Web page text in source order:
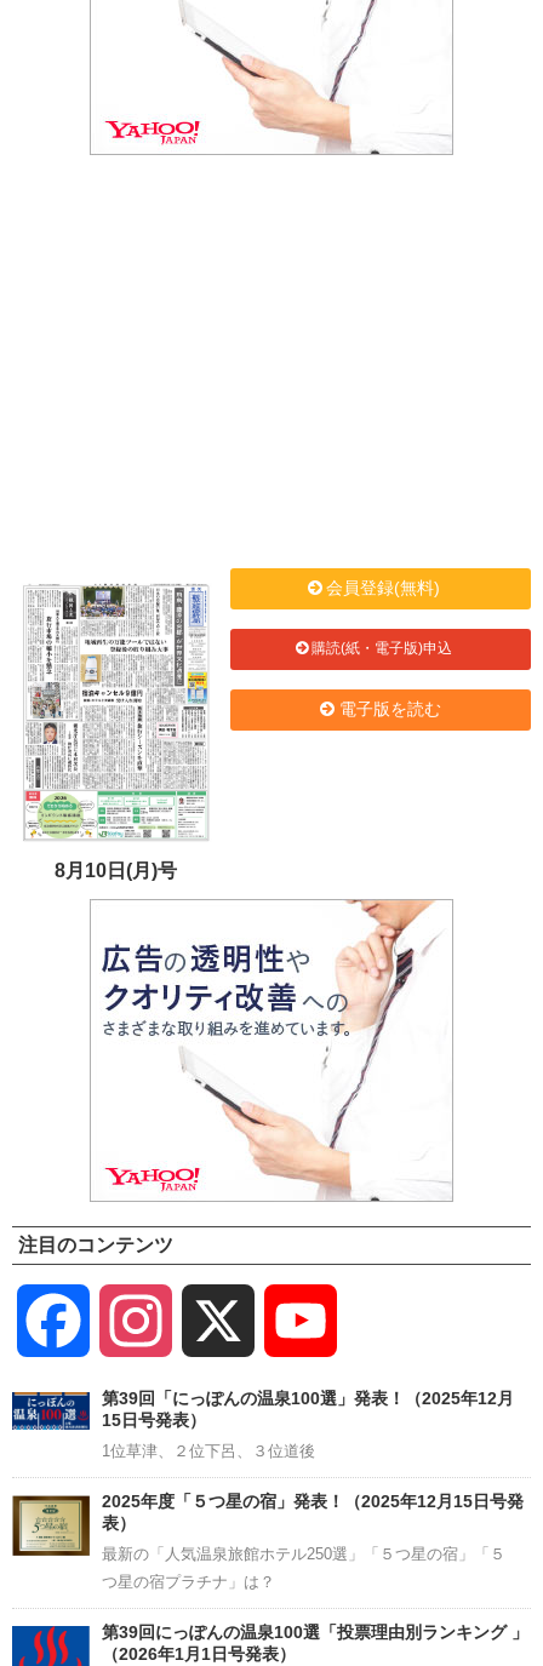
8月10日(月)号
会員登録(無料)
購読(紙・電子版)申込
電子版を読む
注目のコンテンツ
Facebook Instagram
Channel
第39回「にっぽんの温泉100選」発表！（2025年12月
15日号発表）
1位草津、２位下呂、３位道後
2025年度「５つ星の宿」発表！（2025年12月15日号発
表）
最新の「人気温泉旅館ホテル250選」「５つ星の宿」「５
つ星の宿プラチナ」は？
第39回にっぽんの温泉100選「投票理由別ランキング 」
（2026年1月1日号発表）